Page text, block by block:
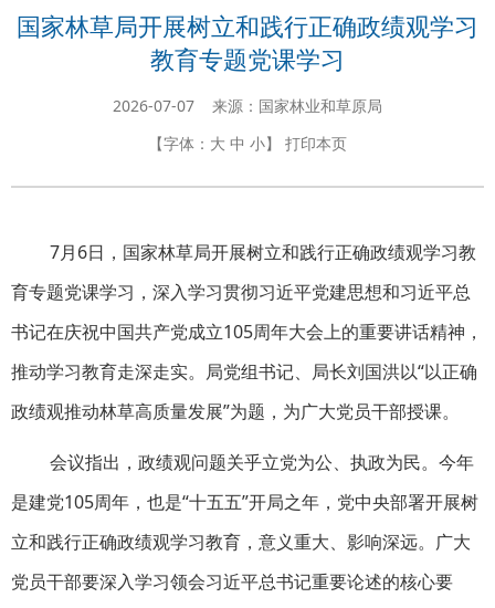
国家林草局开展树立和践行正确政绩观学习
教育专题党课学习
2026-07-07 来源：国家林业和草原局
【字体： 大 中 小】 打印本页
7月6日，国家林草局开展树立和践行正确政绩观学习教
育专题党课学习，深入学习贯彻习近平党建思想和习近平总
书记在庆祝中国共产党成立105周年大会上的重要讲话精神，
推动学习教育走深走实。局党组书记、局长刘国洪以“以正确
政绩观推动林草高质量发展”为题，为广大党员干部授课。
会议指出，政绩观问题关乎立党为公、执政为民。今年
是建党105周年，也是“十五五”开局之年，党中央部署开展树
立和践行正确政绩观学习教育，意义重大、影响深远。广大
党员干部要深入学习领会习近平总书记重要论述的核心要